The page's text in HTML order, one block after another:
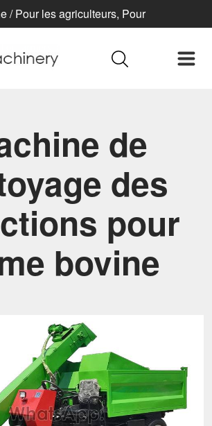
/ Pour les agriculteurs, Pour
de
des
pour
bovine